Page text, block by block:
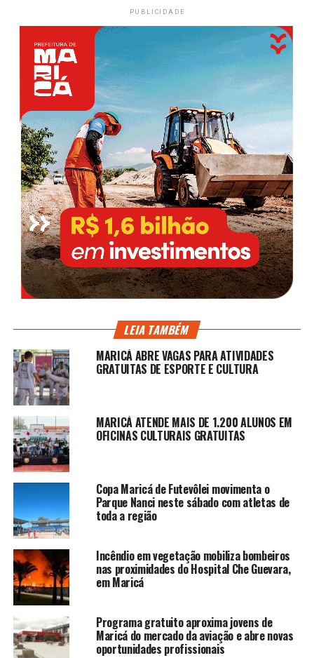
PUBLICIDADE
LEIA TAMBÉM
MARICÁ ABRE VAGAS PARA ATIVIDADES
GRATUITAS DE ESPORTE E CULTURA
MARICÁ ATENDE MAIS DE 1.200 ALUNOS EM
OFICINAS CULTURAIS GRATUITAS
Copa Maricá de Futevôlei movimenta o
Parque Nanci neste sábado com atletas de
toda a região
Incêndio em vegetação mobiliza bombeiros
nas proximidades do Hospital Che Guevara,
em Maricá
Programa gratuito aproxima jovens de
Maricá do mercado da aviação e abre novas
oportunidades profissionais